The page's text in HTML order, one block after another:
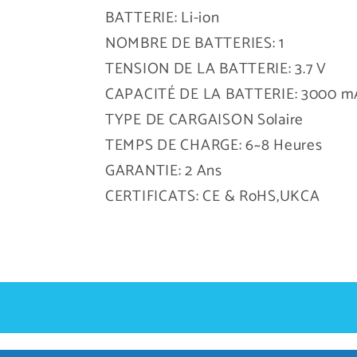
BATTERIE: Li-ion
NOMBRE DE BATTERIES: 1
TENSION DE LA BATTERIE: 3.7 V
CAPACITÉ DE LA BATTERIE: 3000
TYPE DE CARGAISON Solaire
TEMPS DE CHARGE: 6~8 Heures
GARANTIE: 2 Ans
CERTIFICATS: CE & RoHS,UKCA